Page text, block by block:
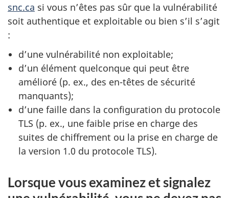
snc.ca si vous n’êtes pas sûr que la vulnérabilité
soit authentique et exploitable ou bien s’il s’agit
:
d’une vulnérabilité non exploitable;
d’un élément quelconque qui peut être
amélioré (p. ex., des en-têtes de sécurité
manquants);
d’une faille dans la configuration du protocole
TLS (p. ex., une faible prise en charge des
suites de chiffrement ou la prise en charge de
la version 1.0 du protocole TLS).
Lorsque vous examinez et signalez